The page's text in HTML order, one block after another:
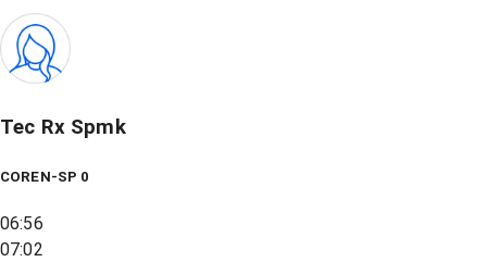
Tec Rx Spmk
COREN-SP 0
06:56
07:02